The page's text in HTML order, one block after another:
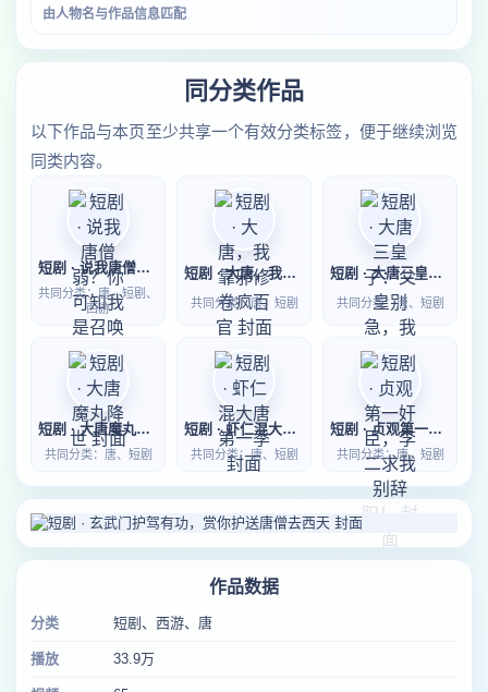
由人物名与作品信息匹配
同分类作品
以下作品与本页至少共享一个有效分类标签，便于继续浏览
同类内容。
短剧 · 说我唐僧弱？你可知我是召唤系
共同分类：唐、短剧、
西游
短剧 · 大唐，我靠邪修卷疯百官
共同分类：唐、短剧
短剧 · 大唐三皇子：父皇别急，我先落草为寇
共同分类：唐、短剧
短剧 · 大唐魔丸降世
共同分类：唐、短剧
短剧 · 虾仁混大唐第一季
共同分类：唐、短剧
短剧 · 贞观第一奸臣，李二求我别辞职！
共同分类：唐、短剧
作品数据
分类 短剧、西游、唐
播放 33.9万